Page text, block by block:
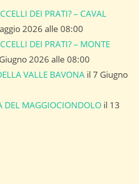
DEI PRATI? – CAVAL
2026 alle 08:00
DEI PRATI? – MONTE
2026 alle 08:00
VALLE BAVONA il 7 Giugno
DEL MAGGIOCIONDOLO il 13